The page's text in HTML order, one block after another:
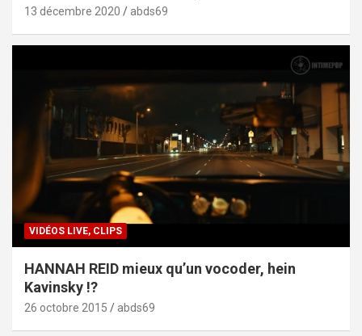
13 décembre 2020 abds69
VIDÉOS LIVE, CLIPS
HANNAH REID mieux qu’un vocoder, hein
Kavinsky !?
26 octobre 2015 abds69